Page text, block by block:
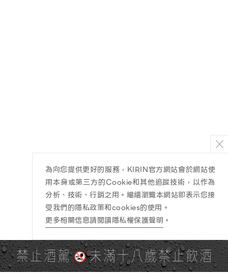
禁止酒駕 未滿十八歲禁止飲酒
為向您提供更好的服務，KIRIN官方網站會於網站使
用本身或第三方的Cookie和其他追蹤技術，以作為
分析、技術、行銷之用。繼續瀏覽本網站即表示您接
受我們的隱私政策和cookies的使用。
更多相關信息請閱讀隱私權保護聲明 。
PAGE TOP